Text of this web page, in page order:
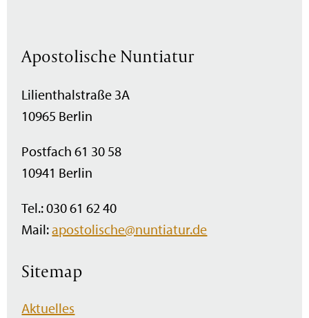
Apostolische Nuntiatur
Lilienthalstraße 3A
10965 Berlin
Postfach 61 30 58
10941 Berlin
Tel.: 030 61 62 40
Mail:apostolische@nuntiatur.de
Sitemap
Navigation
überspringen
Aktuelles